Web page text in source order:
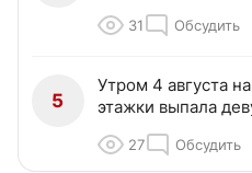
31 Обсудить
5
Утром 4 августа
этажки выпала
27 Обсудить